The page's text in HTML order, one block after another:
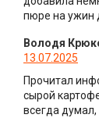
пюре на ужин
Володя
13.07.2025
Прочитал
сырой
всегда думал,